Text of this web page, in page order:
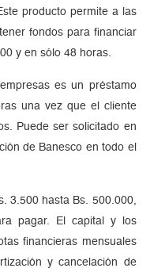
producto permite a las
fondos para financiar
y en sólo 48 horas.
es un préstamo
una vez que el cliente
Puede ser solicitado en
de Banesco en todo el
3.500 hasta Bs. 500.000,
pagar. El capital y los
financieras mensuales
y cancelación de